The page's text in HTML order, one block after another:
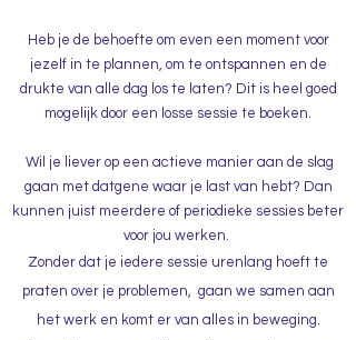
Heb je de behoefte om even een moment voor
jezelf in te plannen, om te ontspannen en de
drukte van alle dag los te laten? Dit is heel goed
mogelijk door een losse sessie te boeken.
Wil je liever op een actieve manier aan de slag
gaan met datgene waar je last van hebt? Dan
kunnen juist meerdere of periodieke sessies beter
voor jou werken.
Zonder dat je iedere sessie urenlang hoeft te
praten over je problemen, gaan we samen aan
het werk en komt er van alles in beweging.